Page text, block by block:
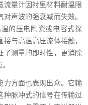
流量计因衬里材料耐温限
声波的强衰减而失效。
的压电陶瓷或电容式探
与高温高压流体接触，
了测量的即时性，更消除
力方面也表现出众。它输
种脉冲式的信号在传输过